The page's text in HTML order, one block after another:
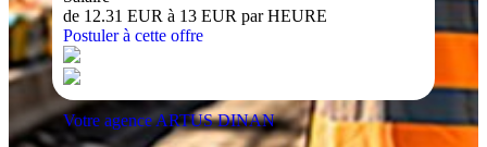
de 12.31 EUR à 13 EUR par HEURE
Postuler à cette offre
Votre agence ARTUS DINAN